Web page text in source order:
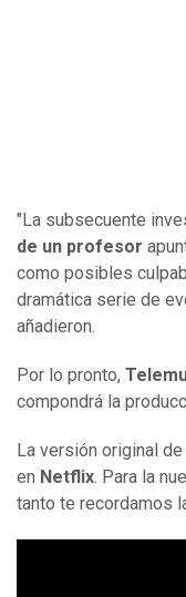
"La subsecuente
de un profesor
como posibles
dramática serie de
añadieron.
Por lo pronto,
compondrá la
La versión original de
en Netflix. Para la
tanto te recordamos